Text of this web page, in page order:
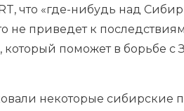
что «где-нибудь над
не приведет к
который поможет в борьбе
некоторые сибирские